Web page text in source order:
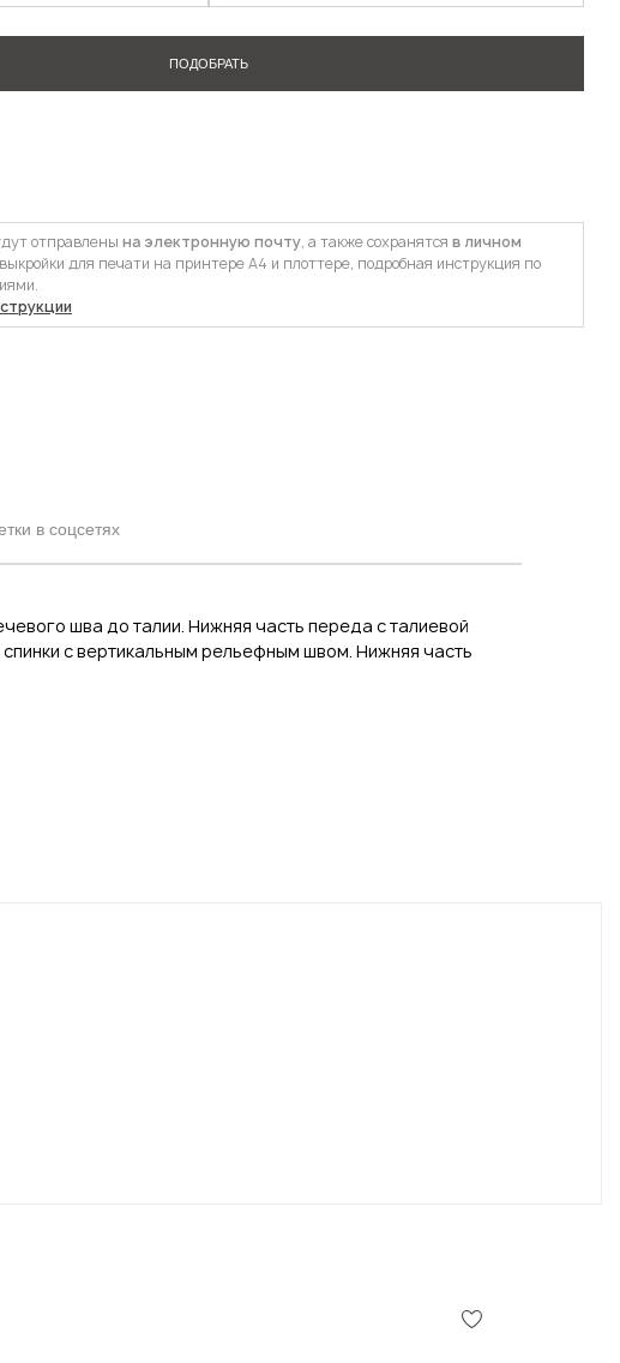
ПОДОБРАТЬ
отправлены на электронную почту, а также сохранятся в личном
для печати на принтере А4 и плоттере, подробная инструкция по
в соцсетях
шва до талии. Нижняя часть переда с талиевой
с вертикальным рельефным швом. Нижняя часть